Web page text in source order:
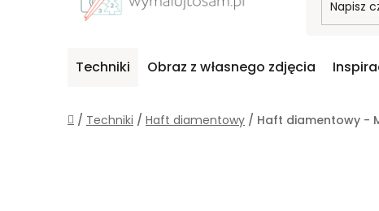
Techniki Obraz z własnego zdjęcia
Home
/ Techniki / Haft diamentowy / Haft diamentowy -